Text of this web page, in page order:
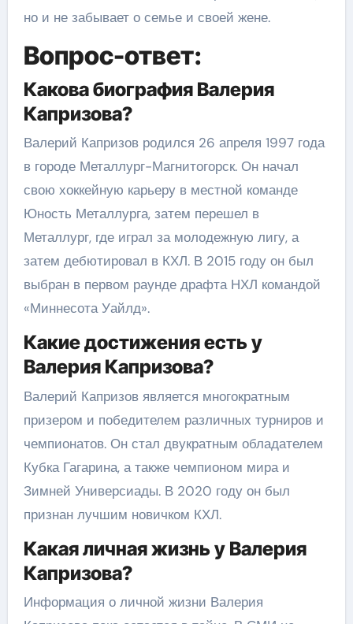
но и не забывает о семье и своей жене.
Вопрос-ответ:
Какова биография Валерия
Капризова?
Валерий Капризов родился 26 апреля 1997 года
в городе Металлург-Магнитогорск. Он начал
свою хоккейную карьеру в местной команде
Юность Металлурга, затем перешел в
Металлург, где играл за молодежную лигу, а
затем дебютировал в КХЛ. В 2015 году он был
выбран в первом раунде драфта НХЛ командой
«Миннесота Уайлд».
Какие достижения есть у
Валерия Капризова?
Валерий Капризов является многократным
призером и победителем различных турниров и
чемпионатов. Он стал двукратным обладателем
Кубка Гагарина, а также чемпионом мира и
Зимней Универсиады. В 2020 году он был
признан лучшим новичком КХЛ.
Какая личная жизнь у Валерия
Капризова?
Информация о личной жизни Валерия